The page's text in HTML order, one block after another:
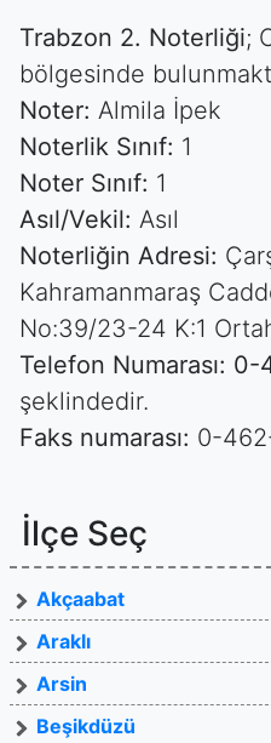
Trabzon 2. Noterliği;
bölgesinde
Noter: Almila İpek
Noterlik Sınıf: 1
Noter Sınıf: 1
Asıl/Vekil: Asıl
Noterliğin Adresi:
Kahramanmaraş
No:39/23-24 K:1
Telefon Numarası: 0-
şeklindedir.
Faks numarası: 0-
İlçe Seç
Akçaabat
Araklı
Arsin
Beşikdüzü